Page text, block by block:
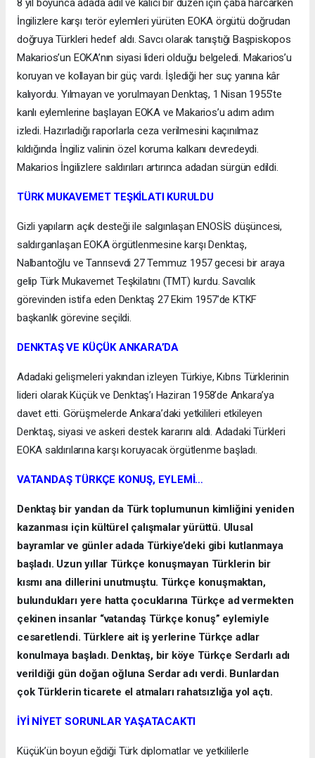
8 yıl boyunca adada adil ve kalıcı bir düzen için çaba harcarken
İngilizlere karşı terör eylemleri yürüten EOKA örgütü doğrudan
doğruya Türkleri hedef aldı. Savcı olarak tanıştığı Başpiskopos
Makarios’un EOKA’nın siyasi lideri olduğu belgeledi. Makarios’u
koruyan ve kollayan bir güç vardı. İşlediği her suç yanına kâr
kalıyordu. Yılmayan ve yorulmayan Denktaş, 1 Nisan 1955’te
kanlı eylemlerine başlayan EOKA ve Makarios’u adım adım
izledi. Hazırladığı raporlarla ceza verilmesini kaçınılmaz
kıldığında İngiliz valinin özel koruma kalkanı devredeydi.
Makarios İngilizlere saldırıları artırınca adadan sürgün edildi.
TÜRK MUKAVEMET TEŞKİLATI KURULDU
Gizli yapıların açık desteği ile salgınlaşan ENOSİS düşüncesi,
saldırganlaşan EOKA örgütlenmesine karşı Denktaş,
Nalbantoğlu ve Tanrısevdi 27 Temmuz 1957 gecesi bir araya
gelip Türk Mukavemet Teşkilatını (TMT) kurdu. Savcılık
görevinden istifa eden Denktaş 27 Ekim 1957’de KTKF
başkanlık görevine seçildi.
DENKTAŞ VE KÜÇÜK ANKARA’DA
Adadaki gelişmeleri yakından izleyen Türkiye, Kıbrıs Türklerinin
lideri olarak Küçük ve Denktaş’ı Haziran 1958’de Ankara’ya
davet etti. Görüşmelerde Ankara’daki yetkilileri etkileyen
Denktaş, siyasi ve askeri destek kararını aldı. Adadaki Türkleri
EOKA saldırılarına karşı koruyacak örgütlenme başladı.
VATANDAŞ TÜRKÇE KONUŞ, EYLEMİ…
Denktaş bir yandan da Türk toplumunun kimliğini yeniden
kazanması için kültürel çalışmalar yürüttü. Ulusal
bayramlar ve günler adada Türkiye’deki gibi kutlanmaya
başladı. Uzun yıllar Türkçe konuşmayan Türklerin bir
kısmı ana dillerini unutmuştu. Türkçe konuşmaktan,
bulundukları yere hatta çocuklarına Türkçe ad vermekten
çekinen insanlar “vatandaş Türkçe konuş” eylemiyle
cesaretlendi. Türklere ait iş yerlerine Türkçe adlar
konulmaya başladı. Denktaş, bir köye Türkçe Serdarlı adı
verildiği gün doğan oğluna Serdar adı verdi. Bunlardan
çok Türklerin ticarete el atmaları rahatsızlığa yol açtı.
İYİ NİYET SORUNLAR YAŞATACAKTI
Küçük’ün boyun eğdiği Türk diplomatlar ve yetkililerle